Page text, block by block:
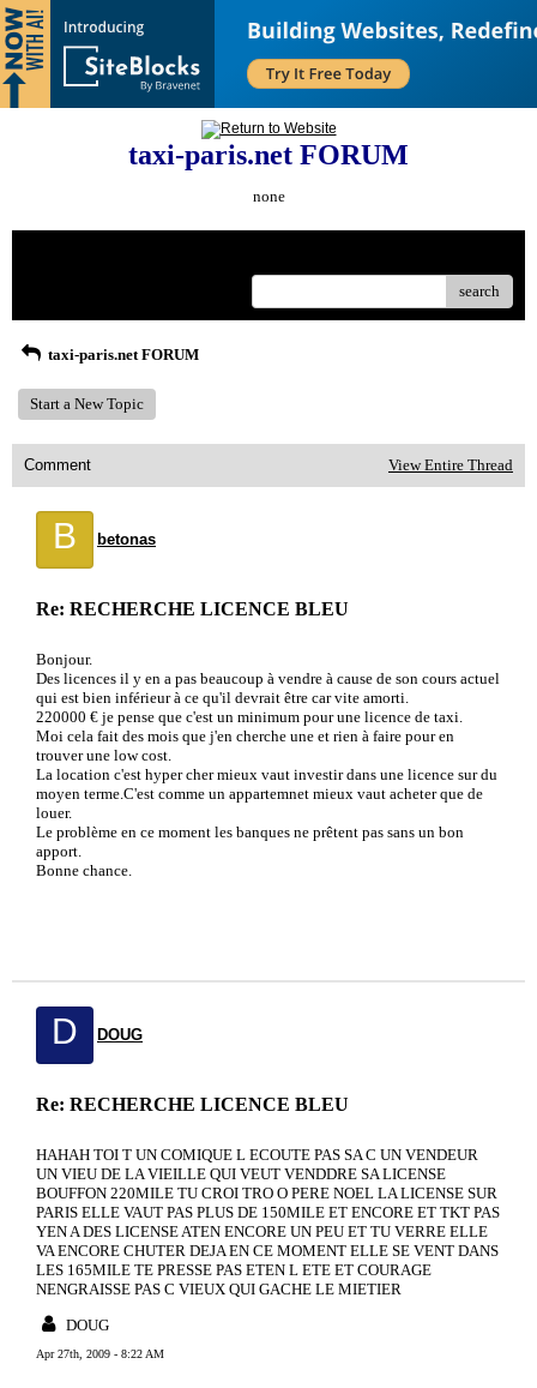
taxi-paris.net FORUM
none
search
taxi-paris.net FORUM
Start a New Topic
Comment View Entire Thread
B betonas
Re: RECHERCHE LICENCE BLEU
Bonjour.
Des licences il y en a pas beaucoup à vendre à cause de son cours actuel
qui est bien inférieur à ce qu'il devrait être car vite amorti.
220000 € je pense que c'est un minimum pour une licence de taxi.
Moi cela fait des mois que j'en cherche une et rien à faire pour en
trouver une low cost.
La location c'est hyper cher mieux vaut investir dans une licence sur du
moyen terme.C'est comme un appartemnet mieux vaut acheter que de
louer.
Le problème en ce moment les banques ne prêtent pas sans un bon
apport.
Bonne chance.
D DOUG
Re: RECHERCHE LICENCE BLEU
HAHAH TOI T UN COMIQUE L ECOUTE PAS SA C UN VENDEUR
UN VIEU DE LA VIEILLE QUI VEUT VENDDRE SA LICENSE
BOUFFON 220MILE TU CROI TRO O PERE NOEL LA LICENSE SUR
PARIS ELLE VAUT PAS PLUS DE 150MILE ET ENCORE ET TKT PAS
YEN A DES LICENSE ATEN ENCORE UN PEU ET TU VERRE ELLE
VA ENCORE CHUTER DEJA EN CE MOMENT ELLE SE VENT DANS
LES 165MILE TE PRESSE PAS ETEN L ETE ET COURAGE
NENGRAISSE PAS C VIEUX QUI GACHE LE MIETIER
DOUG
Apr 27th, 2009 - 8:22 AM